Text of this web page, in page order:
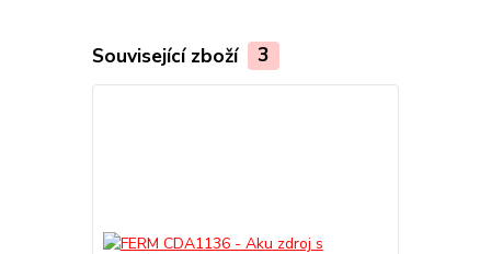
Související zboží 3